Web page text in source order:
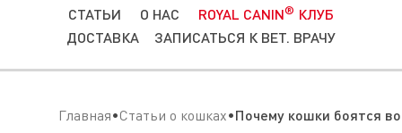
СТАТЬИ
О НАС ROYAL CANIN® КЛУБ
ДОСТАВКА
ЗАПИСАТЬСЯ К ВЕТ. ВРАЧУ
Главная Статьи о кошках Почему кошки боятся